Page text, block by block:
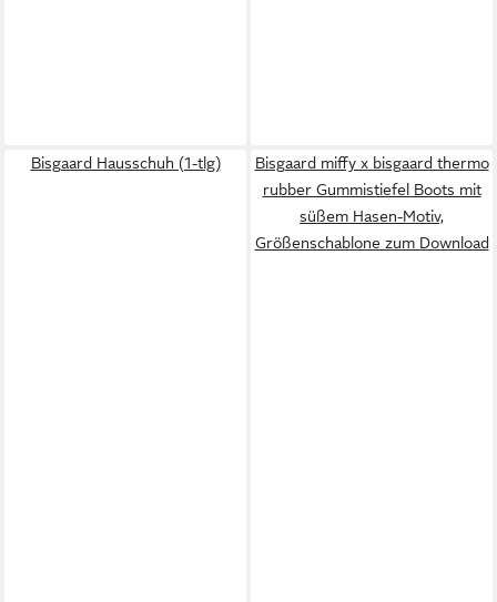
Bisgaard Hausschuh (1-tlg)
Bisgaard miffy x bisgaard thermo
rubber Gummistiefel Boots mit
süßem Hasen-Motiv,
Größenschablone zum Download